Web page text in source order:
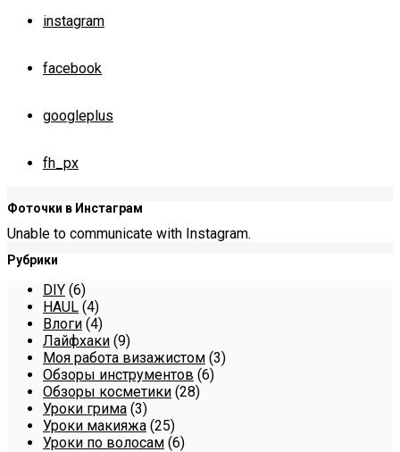
instagram
facebook
googleplus
fh_px
Фоточки в Инстаграм
Unable to communicate with Instagram.
Рубрики
DIY (6)
HAUL (4)
Влоги (4)
Лайфхаки (9)
Моя работа визажистом (3)
Обзоры инструментов (6)
Обзоры косметики (28)
Уроки грима (3)
Уроки макияжа (25)
Уроки по волосам (6)